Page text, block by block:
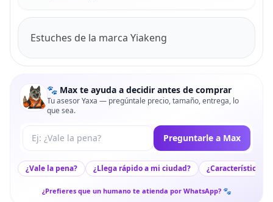
Estuches de la marca Yiakeng
🐾 Max te ayuda a decidir antes de comprar
Tu asesor Yaxa — pregúntale precio, tamaño, entrega, lo
que sea.
Tu pregunta a Max Preguntarle a Max
¿Vale la pena? ¿Llega rápido a mi ciudad? ¿Características
¿Prefieres que un humano te atienda por WhatsApp? 🐾